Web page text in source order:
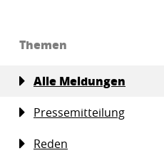
Themen
Alle Meldungen
Pressemitteilung
Reden